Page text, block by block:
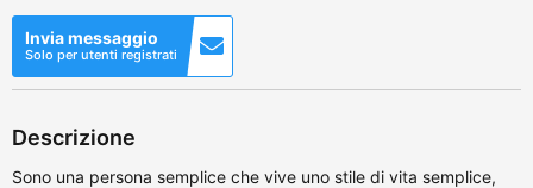
Invia messaggio
Solo per utenti registrati
Descrizione
Sono una persona semplice che vive uno stile di vita semplice,